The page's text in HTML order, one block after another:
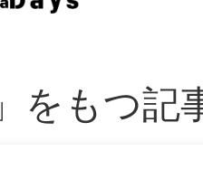
をもつ記